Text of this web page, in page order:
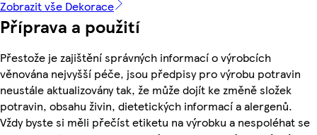
Zobrazit vše Dekorace
Příprava a použití
Přestože je zajištění správných informací o výrobcích
věnována nejvyšší péče, jsou předpisy pro výrobu potravin
neustále aktualizovány tak, že může dojít ke změně složek
potravin, obsahu živin, dietetických informací a alergenů.
Vždy byste si měli přečíst etiketu na výrobku a nespoléhat se